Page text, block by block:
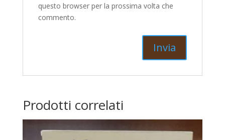
questo browser per la prossima volta che
commento.
Prodotti correlati